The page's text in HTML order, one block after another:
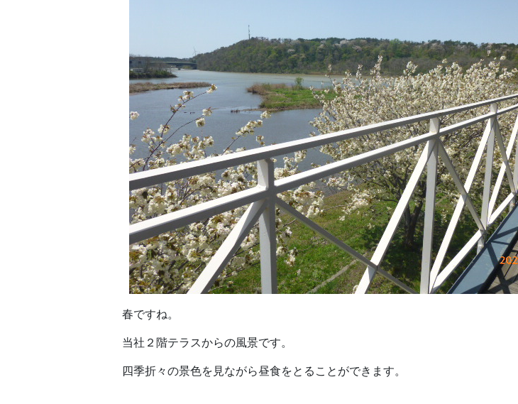
春ですね。
当社２階テラスからの風景です。
四季折々の景色を見ながら昼食をとることができます。